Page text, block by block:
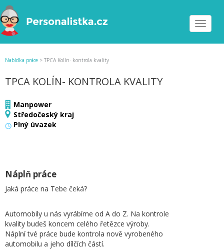
Toggle
Nabídka práce > TPCA Kolín- kontrola kvality
TPCA KOLÍN- KONTROLA KVALITY
Manpower
Středočeský kraj
Plný úvazek
Náplň práce
Jaká práce na Tebe čeká?
Automobily u nás vyrábíme od A do Z. Na kontrole
kvality budeš koncem celého řetězce výroby.
Náplní tvé práce bude kontrola nově vyrobeného
automobilu a jeho dílčích částí.